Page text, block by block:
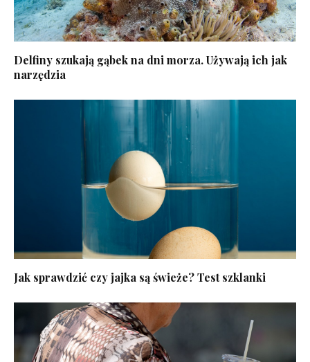
Delfiny szukają gąbek na dni morza. Używają ich jak
narzędzia
Jak sprawdzić czy jajka są świeże? Test szklanki